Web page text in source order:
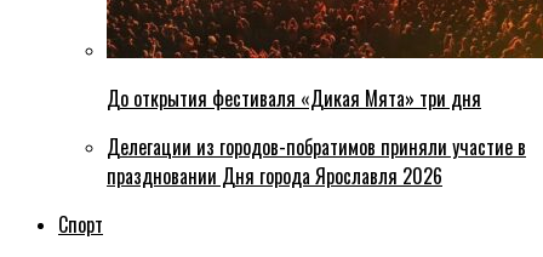
До открытия фестиваля «Дикая Мята» три дня
Делегации из городов-побратимов приняли участие в
праздновании Дня города Ярославля 2026
Спорт